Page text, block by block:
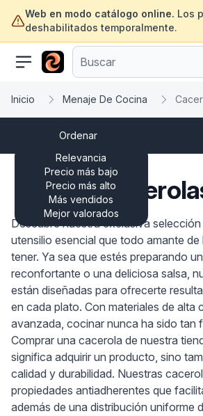
Web en modo catálogo online. Los
deshabilitados temporalmente.
ofertasinformatica.com
Inicio Menaje De Cocina
Ordenar
Relevancia
Precio más bajo
Precio más alto
Más vendidos
Mejor valorados
Descubre nuestra exclusiva
utensilio esencial que todo amante
tener. Ya sea que estés preparando
reconfortante o una deliciosa salsa,
están diseñadas para ofrecerte
en cada plato. Con materiales de alta
avanzada, cocinar nunca ha sido tan
Comprar una cacerola de nuestra
significa adquirir un producto, sino
calidad y durabilidad. Nuestras
propiedades antiadherentes que
además de una distribución uniforme